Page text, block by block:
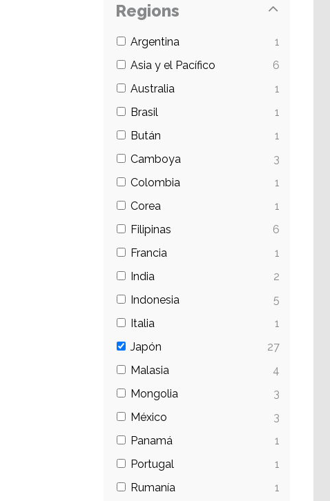
Regions
Argentina
1
Asia y el Pacífico
6
Australia
1
Brasil
1
Bután
1
Camboya
3
Colombia
1
Corea
1
Filipinas
6
Francia
1
India
2
Indonesia
5
Italia
1
Japón
27
Malasia
4
Mongolia
3
México
3
Panamá
1
Portugal
1
Rumanía
1